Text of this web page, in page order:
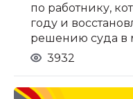
по работнику,
году и
решению суда в
3932